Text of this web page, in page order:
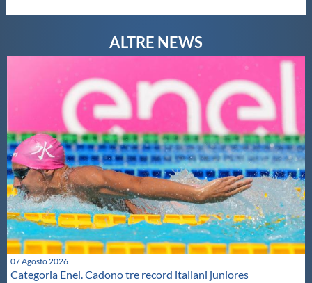
Formazione
GUG
Scuole Nuoto
Propaganda
Centri Federali
Area Legislativa
Protezione Civile
07 Agosto 2026
Categoria Enel. Cadono tre record italiani juniores